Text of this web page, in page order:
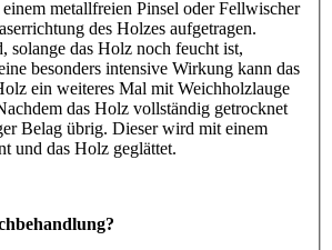
metallfreien Pinsel oder Fellwischer
des Holzes aufgetragen.
solange das Holz noch feucht ist,
besonders intensive Wirkung kann das
ein weiteres Mal mit Weichholzlauge
das Holz vollständig getrocknet
Belag übrig. Dieser wird mit einem
und das Holz geglättet.